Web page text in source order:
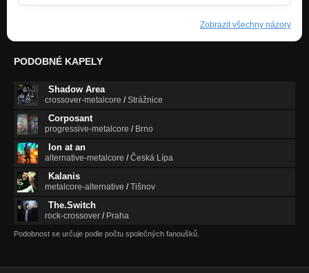
Zobrazit všechny názory
PODOBNÉ KAPELY
Shadow Area
crossover-metalcore /Strážnice
Corposant
progressive-metalcore / Brno
Ion at an
alternative-metalcore /Česká Lípa
Kalanis
metalcore-alternative /Tišnov
The.Switch
rock-crossover / Praha
Podobnost se určuje podle počtu společných fanoušků.